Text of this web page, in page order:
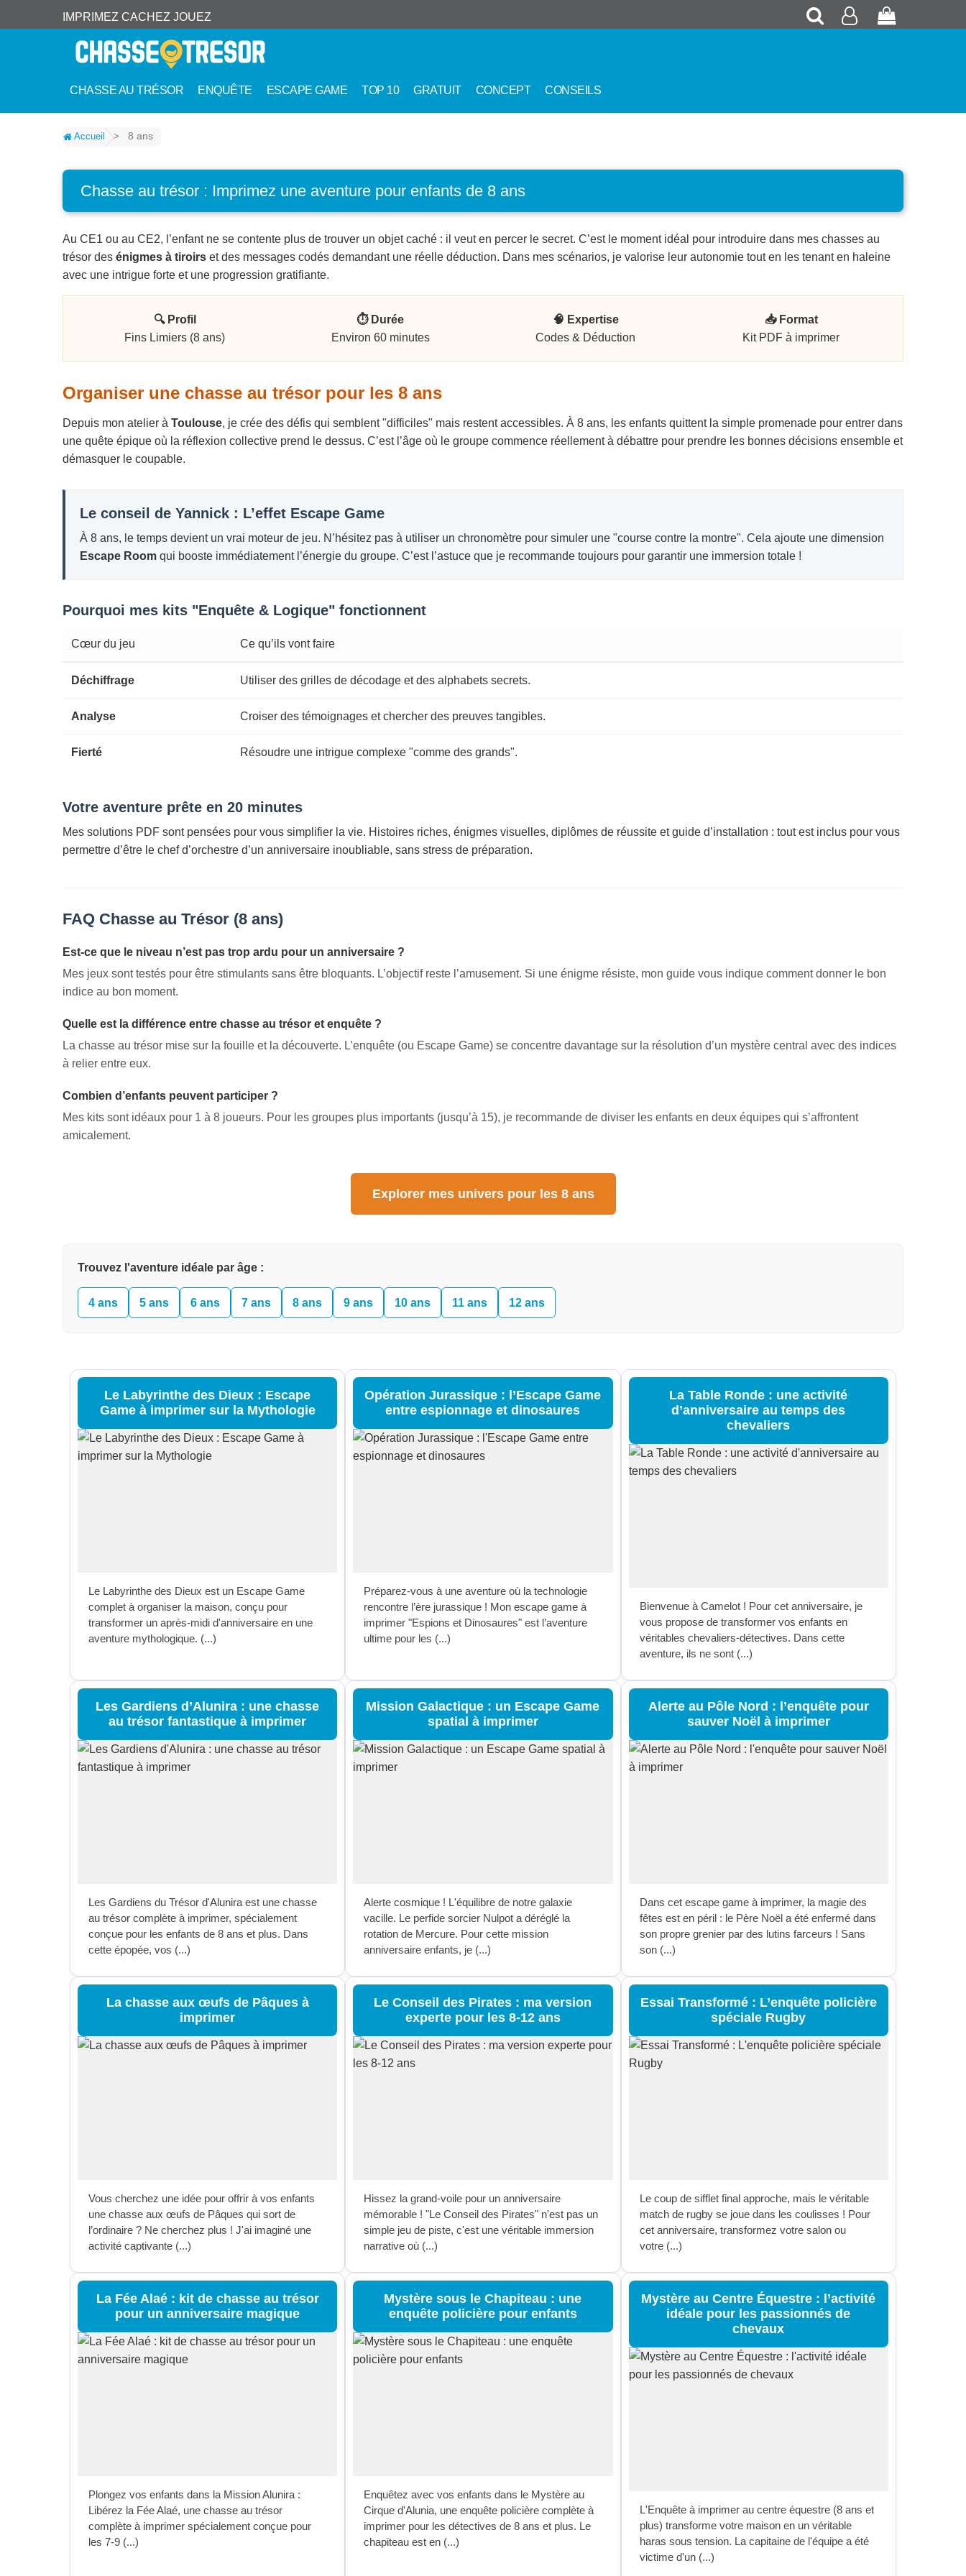
IMPRIMEZ CACHEZ JOUEZ Recherche
Mon
CHASSE AU TRÉSOR ENQUÊTE ESCAPE GAME TOP 10 GRATUIT CONCEPT CONSEILS
Accueil > 8 ans
Chasse au trésor : Imprimez une aventure pour enfants de 8 ans
Au CE1 ou au CE2, l’enfant ne se contente plus de trouver un objet caché : il veut en percer le secret. C’est le moment idéal pour introduire dans mes chasses au
trésor des énigmes à tiroirs et des messages codés demandant une réelle déduction. Dans mes scénarios, je valorise leur autonomie tout en les tenant en haleine
avec une intrigue forte et une progression gratifiante.
🔍 Profil
Fins Limiers (8 ans)
⏱️ Durée
Environ 60 minutes
🧠 Expertise
Codes & Déduction
📥 Format
Kit PDF à imprimer
Organiser une chasse au trésor pour les 8 ans
Depuis mon atelier à Toulouse, je crée des défis qui semblent "difficiles" mais restent accessibles. À 8 ans, les enfants quittent la simple promenade pour entrer dans
une quête épique où la réflexion collective prend le dessus. C’est l’âge où le groupe commence réellement à débattre pour prendre les bonnes décisions ensemble et
démasquer le coupable.
Le conseil de Yannick : L’effet Escape Game
À 8 ans, le temps devient un vrai moteur de jeu. N’hésitez pas à utiliser un chronomètre pour simuler une "course contre la montre". Cela ajoute une dimension
Escape Room qui booste immédiatement l’énergie du groupe. C’est l’astuce que je recommande toujours pour garantir une immersion totale !
Pourquoi mes kits "Enquête & Logique" fonctionnent
Cœur du jeu Ce qu’ils vont faire
Déchiffrage Utiliser des grilles de décodage et des alphabets secrets.
Analyse Croiser des témoignages et chercher des preuves tangibles.
Fierté Résoudre une intrigue complexe "comme des grands".
Votre aventure prête en 20 minutes
Mes solutions PDF sont pensées pour vous simplifier la vie. Histoires riches, énigmes visuelles, diplômes de réussite et guide d’installation : tout est inclus pour vous
permettre d’être le chef d’orchestre d’un anniversaire inoubliable, sans stress de préparation.
FAQ Chasse au Trésor (8 ans)
Est-ce que le niveau n’est pas trop ardu pour un anniversaire ?
Mes jeux sont testés pour être stimulants sans être bloquants. L’objectif reste l’amusement. Si une énigme résiste, mon guide vous indique comment donner le bon
indice au bon moment.
Quelle est la différence entre chasse au trésor et enquête ?
La chasse au trésor mise sur la fouille et la découverte. L’enquête (ou Escape Game) se concentre davantage sur la résolution d’un mystère central avec des indices
à relier entre eux.
Combien d’enfants peuvent participer ?
Mes kits sont idéaux pour 1 à 8 joueurs. Pour les groupes plus importants (jusqu’à 15), je recommande de diviser les enfants en deux équipes qui s’affrontent
amicalement.
Explorer mes univers pour les 8 ans
Trouvez l'aventure idéale par âge :
4 ans 5 ans 6 ans 7 ans 8 ans 9 ans 10 ans 11 ans 12 ans
Le Labyrinthe des Dieux : Escape
Game à imprimer sur la Mythologie
Le Labyrinthe des Dieux est un Escape Game
complet à organiser la maison, conçu pour
transformer un après-midi d'anniversaire en une
aventure mythologique. (...)
Opération Jurassique : l’Escape Game
entre espionnage et dinosaures
Préparez-vous à une aventure où la technologie
rencontre l’ère jurassique ! Mon escape game à
imprimer "Espions et Dinosaures" est l’aventure
ultime pour les (...)
La Table Ronde : une activité
d’anniversaire au temps des
chevaliers
Bienvenue à Camelot ! Pour cet anniversaire, je
vous propose de transformer vos enfants en
véritables chevaliers-détectives. Dans cette
aventure, ils ne sont (...)
Les Gardiens d’Alunira : une chasse
au trésor fantastique à imprimer
Les Gardiens du Trésor d'Alunira est une chasse
au trésor complète à imprimer, spécialement
conçue pour les enfants de 8 ans et plus. Dans
cette épopée, vos (...)
Mission Galactique : un Escape Game
spatial à imprimer
Alerte cosmique ! L'équilibre de notre galaxie
vacille. Le perfide sorcier Nulpot a déréglé la
rotation de Mercure. Pour cette mission
anniversaire enfants, je (...)
Alerte au Pôle Nord : l’enquête pour
sauver Noël à imprimer
Dans cet escape game à imprimer, la magie des
fêtes est en péril : le Père Noël a été enfermé dans
son propre grenier par des lutins farceurs ! Sans
son (...)
La chasse aux œufs de Pâques à
imprimer
Vous cherchez une idée pour offrir à vos enfants
une chasse aux œufs de Pâques qui sort de
l’ordinaire ? Ne cherchez plus ! J'ai imaginé une
activité captivante (...)
Le Conseil des Pirates : ma version
experte pour les 8-12 ans
Hissez la grand-voile pour un anniversaire
mémorable ! "Le Conseil des Pirates" n'est pas un
simple jeu de piste, c'est une véritable immersion
narrative où (...)
Essai Transformé : L’enquête policière
spéciale Rugby
Le coup de sifflet final approche, mais le véritable
match de rugby se joue dans les coulisses ! Pour
cet anniversaire, transformez votre salon ou
votre (...)
La Fée Alaé : kit de chasse au trésor
pour un anniversaire magique
Plongez vos enfants dans la Mission Alunira :
Libérez la Fée Alaé, une chasse au trésor
complète à imprimer spécialement conçue pour
les 7-9 (...)
Mystère sous le Chapiteau : une
enquête policière pour enfants
Enquêtez avec vos enfants dans le Mystère au
Cirque d'Alunia, une enquête policière complète à
imprimer pour les détectives de 8 ans et plus. Le
chapiteau est en (...)
Mystère au Centre Équestre : l’activité
idéale pour les passionnés de
chevaux
L'Enquête à imprimer au centre équestre (8 ans et
plus) transforme votre maison en un véritable
haras sous tension. La capitaine de l'équipe a été
victime d'un (...)